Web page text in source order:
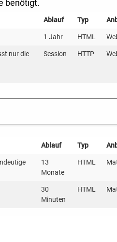
„Arten- und
Stand der
Fledermausschutz
Gelegenheit für
und praktische
benötigt.
Ablauf Typ
1 Jahr HTML
nur die
Session HTTP
Ablauf Typ
13
Monate
HTML
30
Minuten
HTML